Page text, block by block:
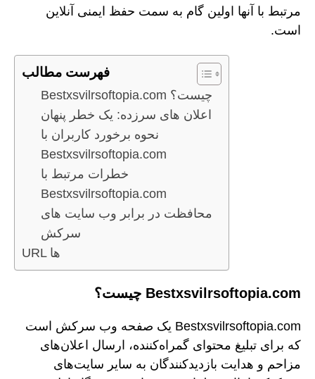
مرتبط با آنها اولین گام به سمت حفظ ایمنی آنلاین
است.
فهرست مطالب
Bestxsvilrsoftopia.com چیست؟
اعلان های سرزده: یک خطر پنهان
نحوه برخورد کاربران با
Bestxsvilrsoftopia.com
خطرات مرتبط با
Bestxsvilrsoftopia.com
محافظت در برابر وب سایت های
سرکش
URL ها
Bestxsvilrsoftopia.com چیست؟
Bestxsvilrsoftopia.com یک صفحه وب سرکش است
که برای تبلیغ محتوای گمراه‌کننده، ارسال اعلان‌های
مزاحم و هدایت بازدیدکنندگان به سایر سایت‌های